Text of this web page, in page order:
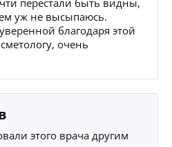
уж не высыпаюсь.
благодаря этой
очень
этого врача другим